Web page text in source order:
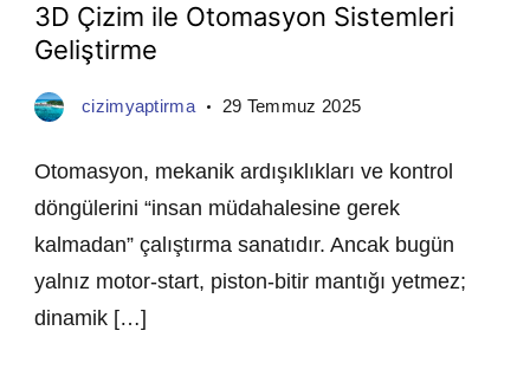
3D Çizim ile Otomasyon Sistemleri
Geliştirme
cizimyaptirma 29 Temmuz 2025
Otomasyon, mekanik ardışıklıkları ve kontrol
döngülerini “insan müdahalesine gerek
kalmadan” çalıştırma sanatıdır. Ancak bugün
yalnız motor-start, piston-bitir mantığı yetmez;
dinamik […]